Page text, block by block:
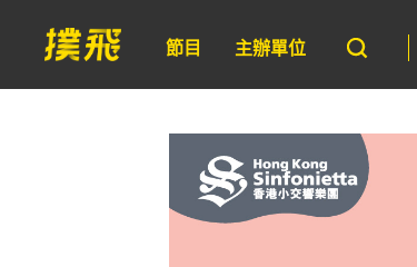
節目 主辦單位